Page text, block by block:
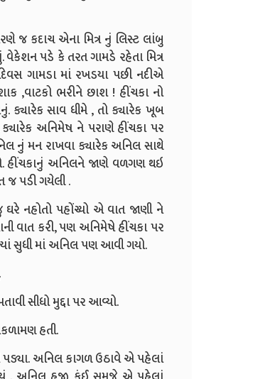
જ કદાચ એના મિત્ર નું લિસ્ટ લાંબુ
વેકેશન પડે કે તરત ગામડે રહેતા મિત્ર
ગામડા માં રખડયા પછી નદીએ
,વાટકો ભરીને છાશ ! હીંચકા નો
ક્યારેક સાવ ધીમે , તો ક્યારેક ખૂબ
અનિમેષ ને પરાણે હીંચકા પર
નું મન રાખવા ક્યારેક અનિલ સાથે
હીંચકાનું અનિલને જાણે વળગણ થઇ
જ પડી ગયેલી .
નહોતો પહોંચ્યો એ વાત જાણી ને
વાત કરી, પણ અનિમેષે હીંચકા પર
સુધી માં અનિલ પણ આવી ગયો.
સીધો મુદ્દા પર આવ્યો.
હતી.
પડ્યા. અનિલ કાગળ ઉઠાવે એ પહેલાં